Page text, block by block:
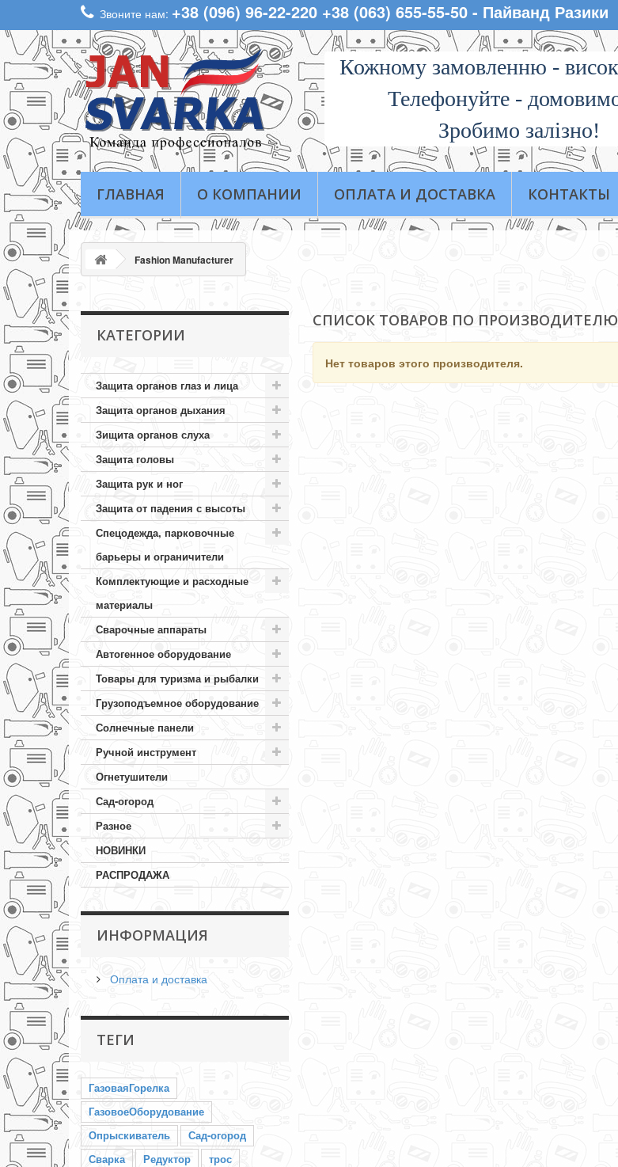
Звоните нам: +38 (096) 96-22-220 +38 (063) 655-55-50 - Пайванд Разики
Кожному замовленню -
Телефонуйте -
Зробимо залізно!
ГЛАВНАЯ О КОМПАНИИ ОПЛАТА И ДОСТАВКА КОНТАКТЫ
Fashion Manufacturer
КАТЕГОРИИ
Защита органов глаз и лица
Защита органов дыхания
Зищита органов слуха
Защита головы
Защита рук и ног
Защита от падения с высоты
Спецодежда, парковочные
барьеры и ограничители
Комплектующие и расходные
материалы
Сварочные аппараты
Автогенное оборудование
Товары для туризма и рыбалки
Грузоподъемное оборудование
Солнечные панели
Ручной инструмент
Огнетушители
Сад-огород
Разное
НОВИНКИ
РАСПРОДАЖА
ИНФОРМАЦИЯ
Оплата и доставка
ТЕГИ
ГазоваяГорелка
ГазовоеОборудование
Опрыскиватель
Сад-огород
Сварка
Редуктор
трос
СПИСОК ТОВАРОВ ПО ПРОИЗВОДИТЕЛЮ
Нет товаров этого производителя.